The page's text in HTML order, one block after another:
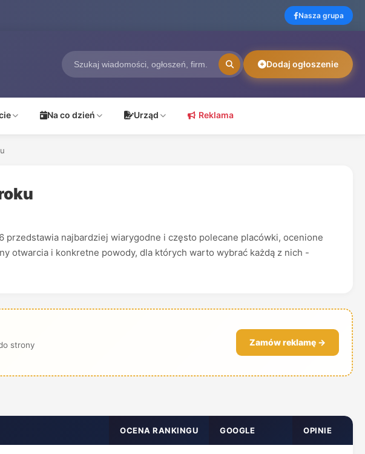
Nasza grupa
Dodaj ogłoszenie
Na co dzień Urząd Reklama
przedstawia najbardziej wiarygodne i często polecane placówki, ocenione
otwarcia i konkretne powody, dla których warto wybrać każdą z nich -
strony
Zamów reklamę →
OCENA RANKINGU GOOGLE OPINIE